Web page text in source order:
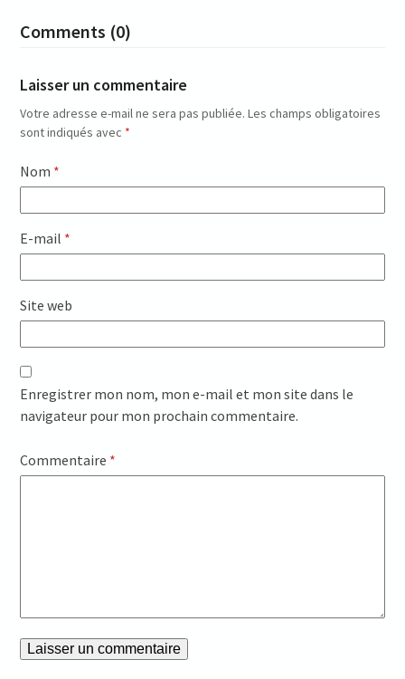
Comments (0)
Laisser un commentaire
Votre adresse e-mail ne sera pas publiée. Les champs obligatoires
sont indiqués avec *
Nom *
E-mail *
Site web
Enregistrer mon nom, mon e-mail et mon site dans le
navigateur pour mon prochain commentaire.
Commentaire *